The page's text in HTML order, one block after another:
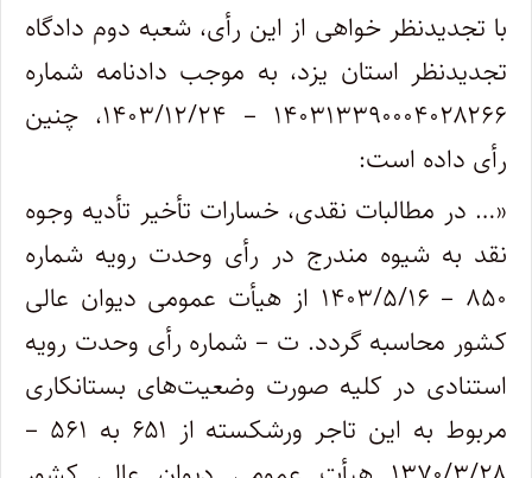
با تجدیدنظر خواهی از این رأی، شعبه دوم دادگاه
تجدیدنظر استان یزد، به موجب دادنامه شماره
۱۴۰۳۱۳۳۹۰۰۰۴۰۲۸۲۶۶ – ۱۴۰۳/۱۲/۲۴، چنین
رأی داده است:
«… در مطالبات نقدی، خسارات تأخیر تأدیه وجوه
نقد به شیوه مندرج در رأی وحدت رویه شماره
۸۵۰ – ۱۴۰۳/۵/۱۶ از هیأت عمومی دیوان عالی
کشور محاسبه گردد. ت – شماره رأی وحدت رویه
استنادی در کلیه صورت وضعیت‌های بستانکاری
مربوط به این تاجر ورشکسته از ۶۵۱ به ۵۶۱ –